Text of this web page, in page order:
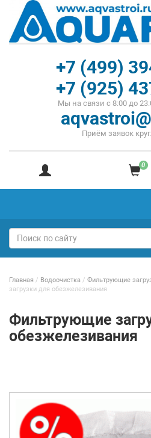
+7 (499)
+7 (925)
Мы на связи с 8:00 до
Приём заявок
0
Главная / Водоочистка / Фильтрующие
загрузки для обезжелезивания
Фильтрующие
обезжелезивания